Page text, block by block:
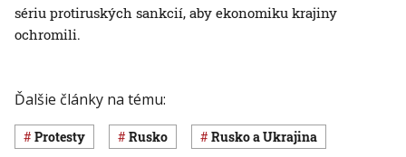
sériu protiruských sankcií, aby ekonomiku krajiny
ochromili.
Ďalšie články na tému:
protesty Rusko Rusko a Ukrajina